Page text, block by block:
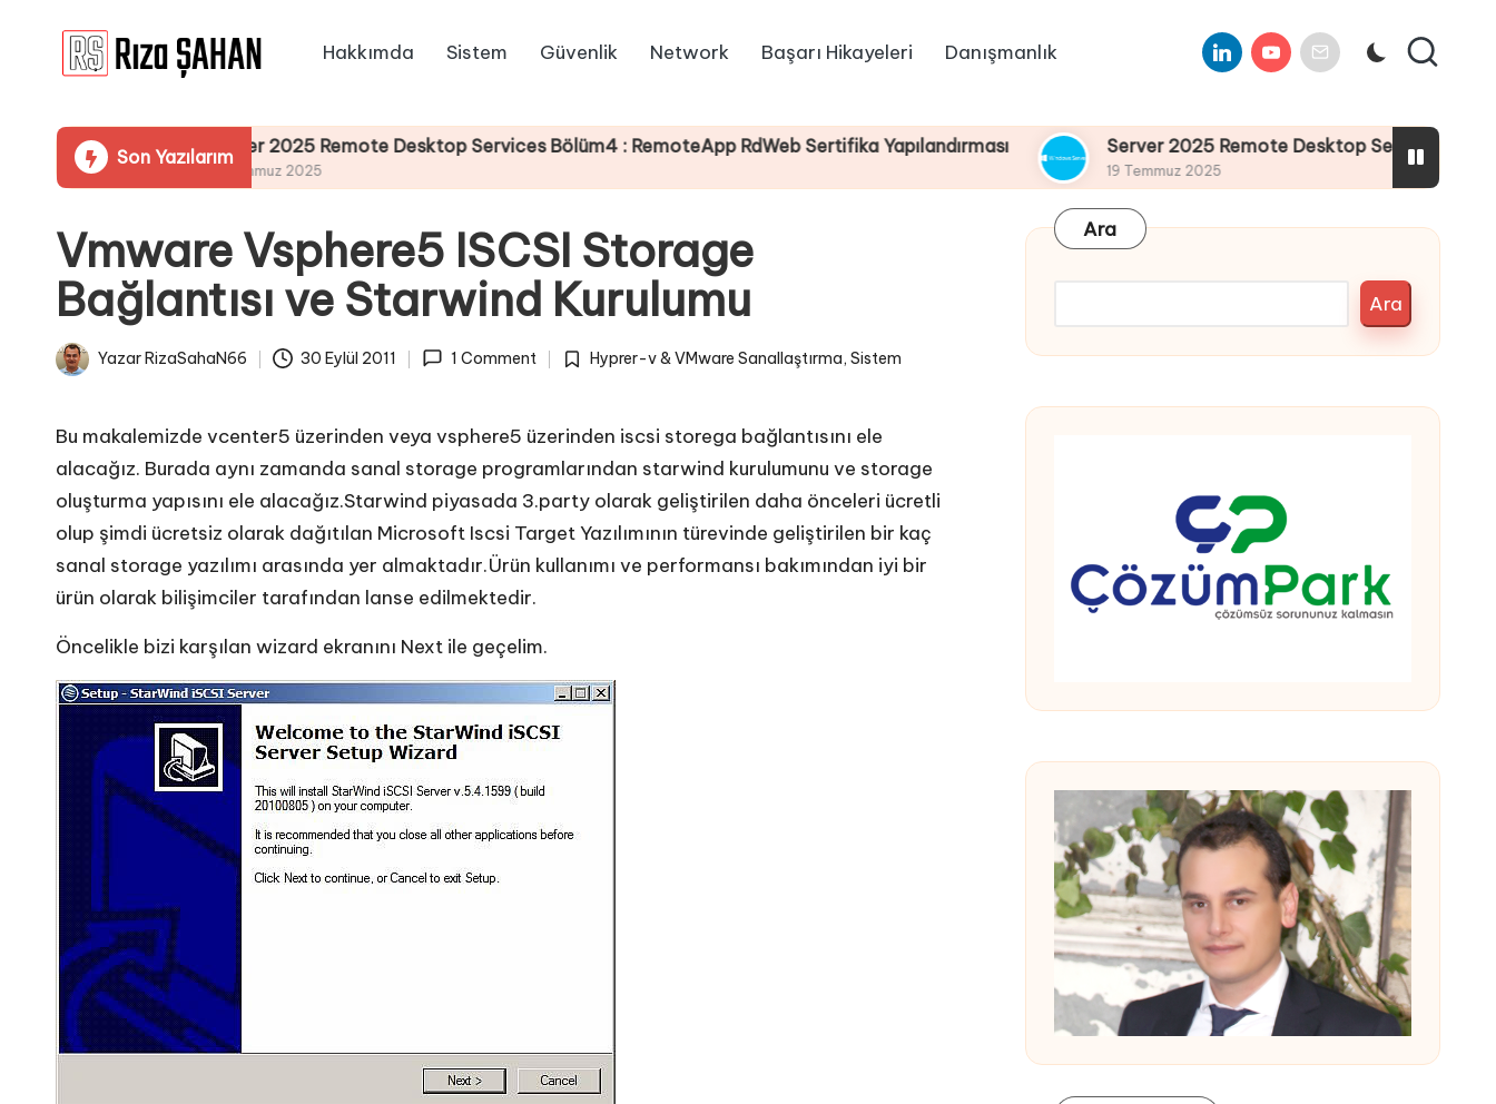
content
ı
z
a
Ş
A
H
N
Bilgi
Paylaşım
Portalı
Hakkımda Sistem Güvenlik Network Başarı Hikayeleri Danışmanlık LinkedinYoutube
E-
Mail
Son Yazılarım
Server 2025 Remote Desktop Services Bölüm4 : RemoteApp RdWeb Sertifika Yapılandırması Server 2025 Remote Desktop Services Bölüm3 :
19 Temmuz 2025
Vmware Vsphere5 ISCSI Storage
Bağlantısı ve Starwind Kurulumu
Posted
Yazar RizaSahaN66 30 Eylül 2011 1 Comment
Posted
Hyprer-v & VMware Sanallaştırma, Sistem
Bu makalemizde vcenter5 üzerinden veya vsphere5 üzerinden iscsi storega bağlantısını ele
alacağız. Burada aynı zamanda sanal storage programlarından starwind kurulumunu ve storage
oluşturma yapısını ele alacağız.Starwind piyasada 3.party olarak geliştirilen daha önceleri ücretli
olup şimdi ücretsiz olarak dağıtılan Microsoft Iscsi Target Yazılımının türevinde geliştirilen bir kaç
sanal storage yazılımı arasında yer almaktadır.Ürün kullanımı ve performansı bakımından iyi bir
ürün olarak bilişimciler tarafından lanse edilmektedir.
Öncelikle bizi karşılan wizard ekranını Next ile geçelim.
Ara
Ara